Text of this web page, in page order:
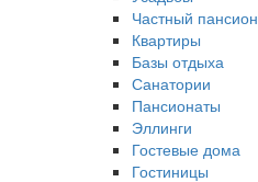
Частный пансион
Квартиры
Базы отдыха
Санатории
Пансионаты
Эллинги
Гостевые дома
Гостиницы